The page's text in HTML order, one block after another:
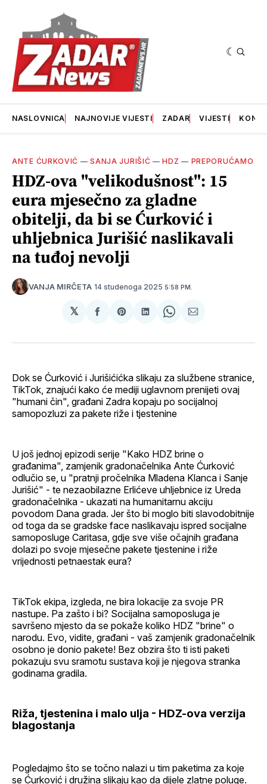
NASLOVNICA NAJNOVIJE VIJESTI ZADAR VIJESTI
ANTE ĆURKOVIĆ —SANJA JURIŠIĆ —HDZ — PREPORUČAMO
HDZ-ova "velikodušnost": 15
eura mjesečno za gladne
obitelji, da bi se Ćurković i
uhljebnica Jurišić naslikavali
na tuđoj nevolji
VANJA MIRČETA 14 studenoga 2025 5:58 PM.
𝕏
podijeliSharepodijeliSharepodijeli
Dok se Ćurković i Jurišićićka slikaju za službene stranice,
TikTok, znajući kako će mediji uglavnom prenijeti ovaj
"humani čin", građani Zadra kopaju po socijalnoj
samopozluzi za pakete riže i tjestenine
U još jednoj epizodi serije "Kako HDZ brine o
građanima", zamjenik gradonačelnika Ante Ćurković
odlučio se, u "pratnji pročelnika Mladena Klanca i Sanje
Jurišić" - te nezaobilazne Erlićeve uhljebnice iz Ureda
gradonačelnika - ukazati na humanitarnu akciju
povodom Dana grada. Jer što bi moglo biti slavodobitnije
od toga da se gradske face naslikavaju ispred socijalne
samoposluge Caritasa, gdje sve više očajnih građana
dolazi po svoje mjesečne pakete tjestenine i riže
vrijednosti petnaestak eura?
TikTok ekipa, izgleda, ne bira lokacije za svoje PR
nastupe. Pa zašto i bi? Socijalna samoposluga je
savršeno mjesto da se pokaže koliko HDZ "brine" o
narodu. Evo, vidite, građani - vaš zamjenik gradonačelnik
osobno je donio pakete! Bez obzira što ti isti paketi
pokazuju svu sramotu sustava koji je njegova stranka
godinama gradila.
Riža, tjestenina i malo ulja - HDZ-ova verzija
blagostanja
Pogledajmo što se točno nalazi u tim paketima za koje
se Ćurković i družina slikaju kao da dijele zlatne poluge.